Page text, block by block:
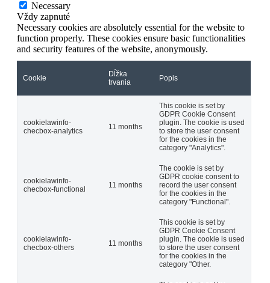
Necessary
Vždy zapnuté
Necessary cookies are absolutely essential for the website to
function properly. These cookies ensure basic functionalities
and security features of the website, anonymously.
Cookie
Dĺžka
trvania
Popis
cookielawinfo-
checbox-analytics
11 months
This cookie is set by
GDPR Cookie Consent
plugin. The cookie is used
to store the user consent
for the cookies in the
category "Analytics".
cookielawinfo-
checbox-functional
11 months
The cookie is set by
GDPR cookie consent to
record the user consent
for the cookies in the
category "Functional".
cookielawinfo-
checbox-others
11 months
This cookie is set by
GDPR Cookie Consent
plugin. The cookie is used
to store the user consent
for the cookies in the
category "Other.